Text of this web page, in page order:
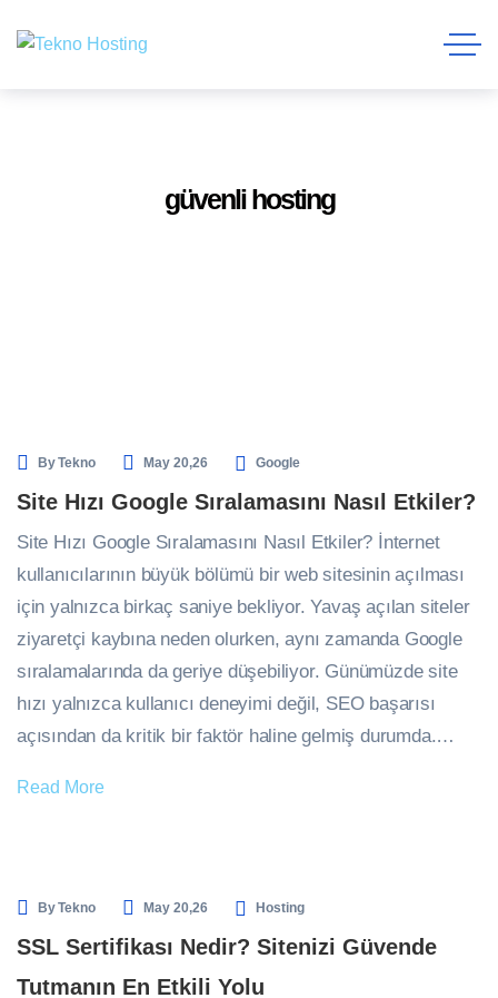
güvenli hosting
ByTekno May 20,26 Google
Site Hızı Google Sıralamasını Nasıl Etkiler?
Site Hızı Google Sıralamasını Nasıl Etkiler? İnternet
kullanıcılarının büyük bölümü bir web sitesinin açılması
için yalnızca birkaç saniye bekliyor. Yavaş açılan siteler
ziyaretçi kaybına neden olurken, aynı zamanda Google
sıralamalarında da geriye düşebiliyor. Günümüzde site
hızı yalnızca kullanıcı deneyimi değil, SEO başarısı
açısından da kritik bir faktör haline gelmiş durumda.…
Read More
ByTekno May 20,26 Hosting
SSL Sertifikası Nedir? Sitenizi Güvende
Tutmanın En Etkili Yolu